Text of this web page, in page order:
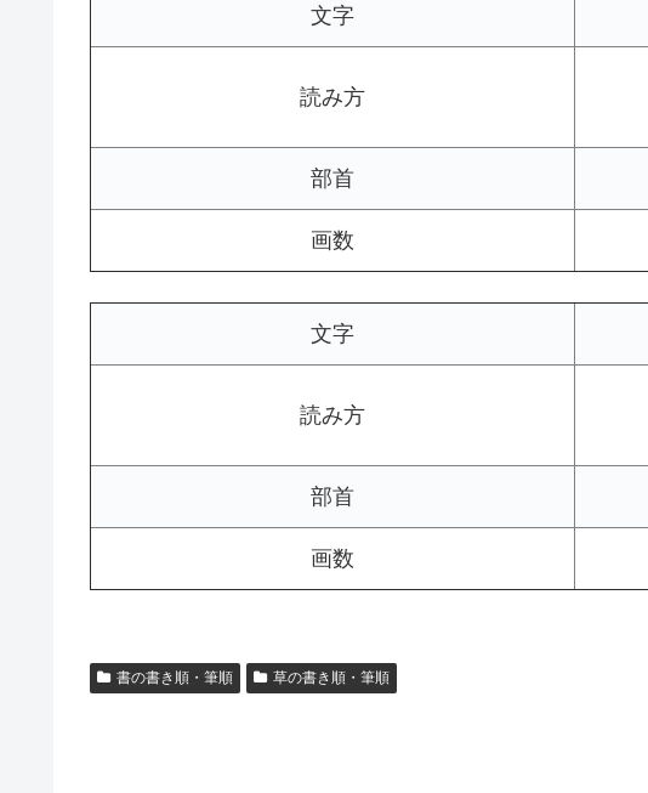
文字
読み方
部首
画数
文字
読み方
部首
画数
書の書き順・筆順 草の書き順・筆順